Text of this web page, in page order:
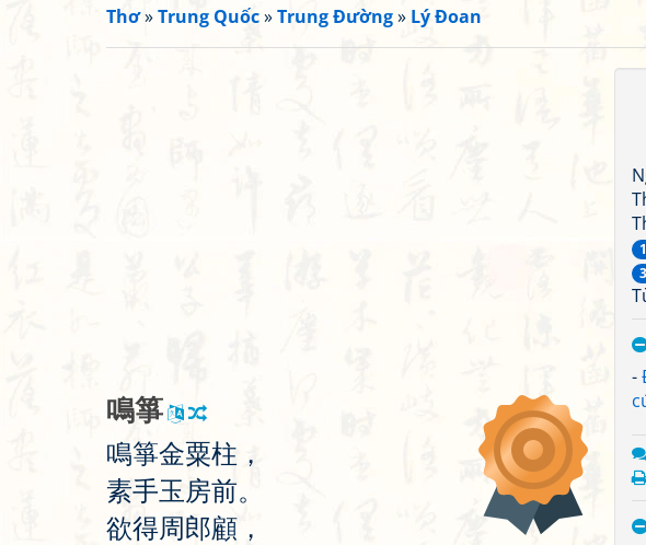
Thơ»Trung Quốc»Trung Đường» Lý Đoan
3
-
鳴箏
鳴箏金粟柱 ，
素手玉 房前。
欲得周郎顧 ，